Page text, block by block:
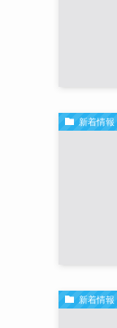
新着情報
新着情報